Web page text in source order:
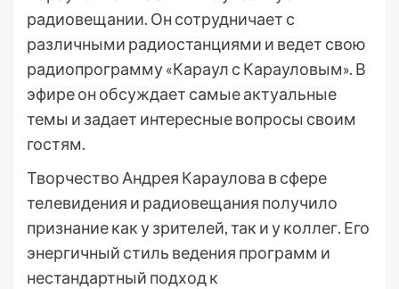
радиовещании. Он сотрудничает с
различными радиостанциями и ведет свою
радиопрограмму «Караул с Карауловым». В
эфире он обсуждает самые актуальные
темы и задает интересные вопросы своим
гостям.
Творчество Андрея Караулова в сфере
телевидения и радиовещания получило
признание как у зрителей, так и у коллег. Его
энергичный стиль ведения программ и
нестандартный подход к